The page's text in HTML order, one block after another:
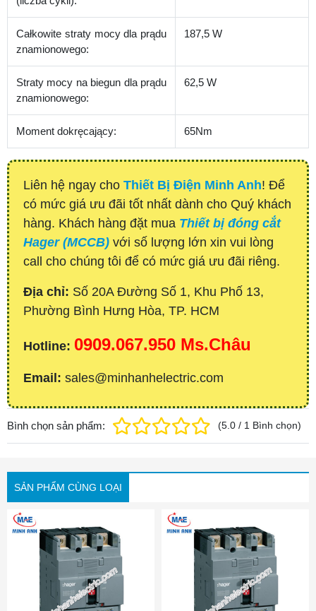
Całkowite straty mocy dla prądu
znamionowego:
187,5 W
Straty mocy na biegun dla prądu
znamionowego:
62,5 W
Moment dokręcający: 65Nm
Liên hệ ngay cho Thiết Bị Điện Minh Anh! Để
có mức giá ưu đãi tốt nhất dành cho Quý khách
hàng. Khách hàng đặt mua Thiết bị đóng cắt
Hager (MCCB) với số lượng lớn xin vui lòng
call cho chúng tôi để có mức giá ưu đãi riêng.
Địa chỉ: Số 20A Đường Số 1, Khu Phố 13,
Phường Bình Hưng Hòa, TP. HCM
Hotline: 0909.067.950 Ms.Châu
Email: sales@minhanhelectric.com
Bình chọn sản phẩm: (5.0 / 1 Bình chọn)
SẢN PHẨM CÙNG LOẠI